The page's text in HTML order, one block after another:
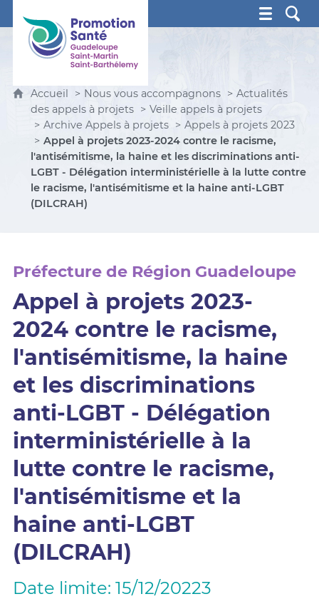
Promotion Santé Guadeloupe, Saint-Martin, Saint
Accueil Nous vous accompagnons
Actualités
des appels à projets
Veille appels à projets
Archive Appels à projets
Appels à projets 2023
Appel à projets 2023-2024 contre le racisme,
l'antisémitisme, la haine et les discriminations anti-
LGBT - Délégation interministérielle à la lutte contre
le racisme, l'antisémitisme et la haine anti-LGBT
(DILCRAH)
Préfecture de Région Guadeloupe
Appel à projets 2023-
2024 contre le racisme,
l'antisémitisme, la haine
et les discriminations
anti-LGBT - Délégation
interministérielle à la
lutte contre le racisme,
l'antisémitisme et la
haine anti-LGBT
(DILCRAH)
Date limite: 15/12/20223